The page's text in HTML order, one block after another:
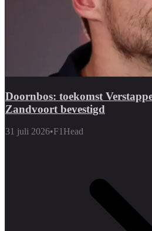
Doornbos: toekomst
Zandvoort bevestigd
31 juli 2026•F1Head